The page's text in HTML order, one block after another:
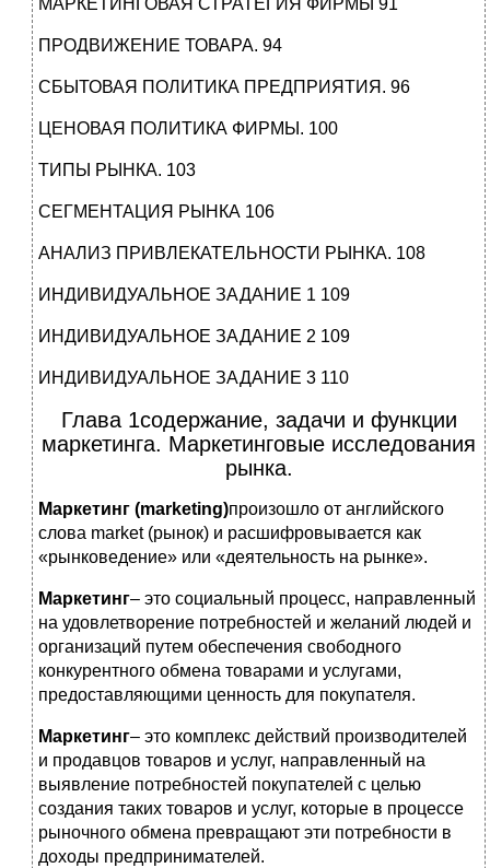
МАРКЕТИНГОВАЯ СТРАТЕГИЯ ФИРМЫ 91
ПРОДВИЖЕНИЕ ТОВАРА. 94
СБЫТОВАЯ ПОЛИТИКА ПРЕДПРИЯТИЯ. 96
ЦЕНОВАЯ ПОЛИТИКА ФИРМЫ. 100
ТИПЫ РЫНКА. 103
СЕГМЕНТАЦИЯ РЫНКА 106
АНАЛИЗ ПРИВЛЕКАТЕЛЬНОСТИ РЫНКА. 108
ИНДИВИДУАЛЬНОЕ ЗАДАНИЕ 1 109
ИНДИВИДУАЛЬНОЕ ЗАДАНИЕ 2 109
ИНДИВИДУАЛЬНОЕ ЗАДАНИЕ 3 110
Глава 1содержание, задачи и функции
маркетинга. Маркетинговые исследования
рынка.
Маркетинг (marketing)произошло от английского
слова market (рынок) и расшифровывается как
«рынковедение» или «деятельность на рынке».
Маркетинг– это социальный процесс, направленный
на удовлетворение потребностей и желаний людей и
организаций путем обеспечения свободного
конкурентного обмена товарами и услугами,
предоставляющими ценность для покупателя.
Маркетинг– это комплекс действий производителей
и продавцов товаров и услуг, направленный на
выявление потребностей покупателей с целью
создания таких товаров и услуг, которые в процессе
рыночного обмена превращают эти потребности в
доходы предпринимателей.